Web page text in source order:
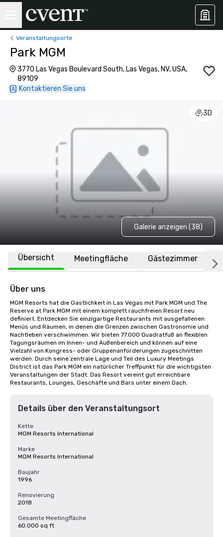
Veranstaltungsorte
Park MGM
3770 Las Vegas Boulevard South, Las Vegas, NV, USA,
89109
Kontaktieren Sie uns
3D
Galerie anzeigen (38)
Übersicht Meetingfläche Gästezimmer
Über uns
MGM Resorts hat die Gastlichkeit in Las Vegas mit Park MGM und The
Reserve at Park MGM mit einem komplett rauchfreien Resort neu
definiert. Entdecken Sie einzigartige Restaurants mit ausgefallenen
Menüs und Räumen, in denen die Grenzen zwischen Gastronomie und
Nachtleben verschwimmen. Wir bieten 77.000 Quadratfuß an flexiblen
Tagungsräumen im Innen- und Außenbereich und können auf eine
Vielzahl von Kongress- oder Gruppenanforderungen zugeschnitten
werden. Durch seine zentrale Lage und Teil des Luxury Meetings
District ist das Park MGM ein natürlicher Treffpunkt für die wichtigsten
Veranstaltungen der Stadt. Das Resort vereint gut erreichbare
Restaurants, Lounges, Geschäfte und Bars unter einem Dach.
Details über den Veranstaltungsort
Kette
MGM Resorts International
Marke
MGM Resorts International
Baujahr
1996
Renovierung
2018
Gesamte Meetingfläche
60.000 sq ft